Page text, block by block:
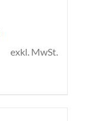
exkl. MwSt.